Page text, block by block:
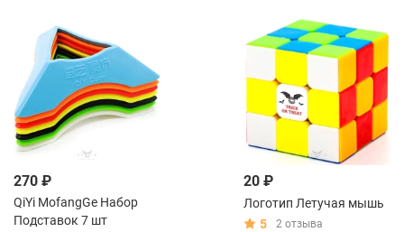
270 ₽
QiYi MofangGe Набор
Подставок 7 шт
20 ₽
Логотип Летучая мышь
5
2 отзыва